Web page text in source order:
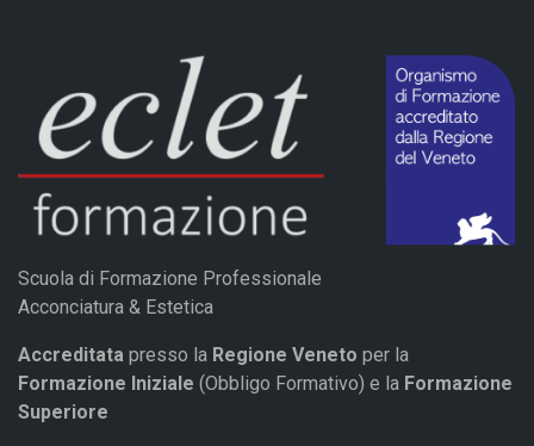
Scuola di Formazione Professionale
Acconciatura & Estetica
Accreditata presso la Regione Veneto per la
Formazione Iniziale (Obbligo Formativo) e la Formazione
Superiore